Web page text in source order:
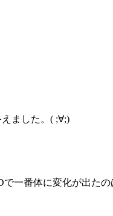
ました。( ;∀;)
一番体に変化が出た